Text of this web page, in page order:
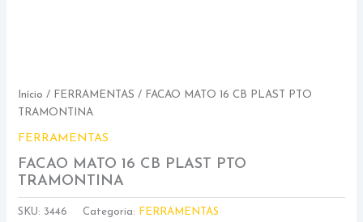
Início / FERRAMENTAS / FACAO MATO 16 CB PLAST PTO
TRAMONTINA
FERRAMENTAS
FACAO MATO 16 CB PLAST PTO
TRAMONTINA
SKU: 3446 Categoria:
FERRAMENTAS